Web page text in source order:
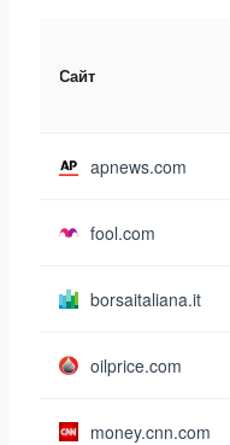
Сайт
apnews.com
fool.com
borsaitaliana.it
oilprice.com
money.cnn.com